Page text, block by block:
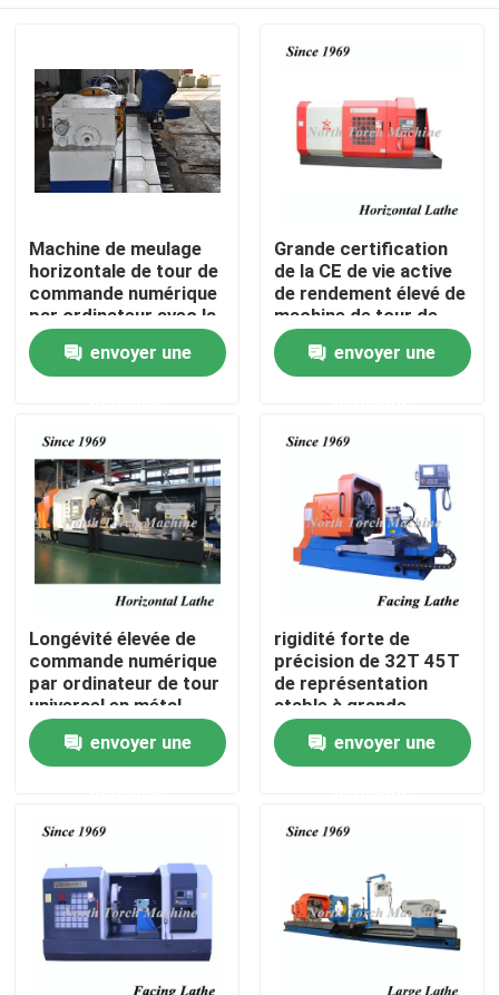
Maison
Au sujet de nous
Visite d'usine
Contrôle de qualité
Contactez-nous
nouvelles
Demandez une citation
Machine de tour en métal
Parement dans la machine de tour
Machine de meulage
horizontale de tour de
commande numérique
par ordinateur avec la
meule pour l'axe de
meulageenvoyer une
Grande certification
de la CE de vie active
de rendement élevé de
machine de tour de
commande numérique
par ordinateur longue
envoyer une
Longévité élevée de
commande numérique
par ordinateur de tour
universel en métal
pour l'opération facile
de moule de Trye
envoyer une
rigidité forte de
précision de 32T 45T
de représentation
stable à grande
vitesse de tour
envoyer une